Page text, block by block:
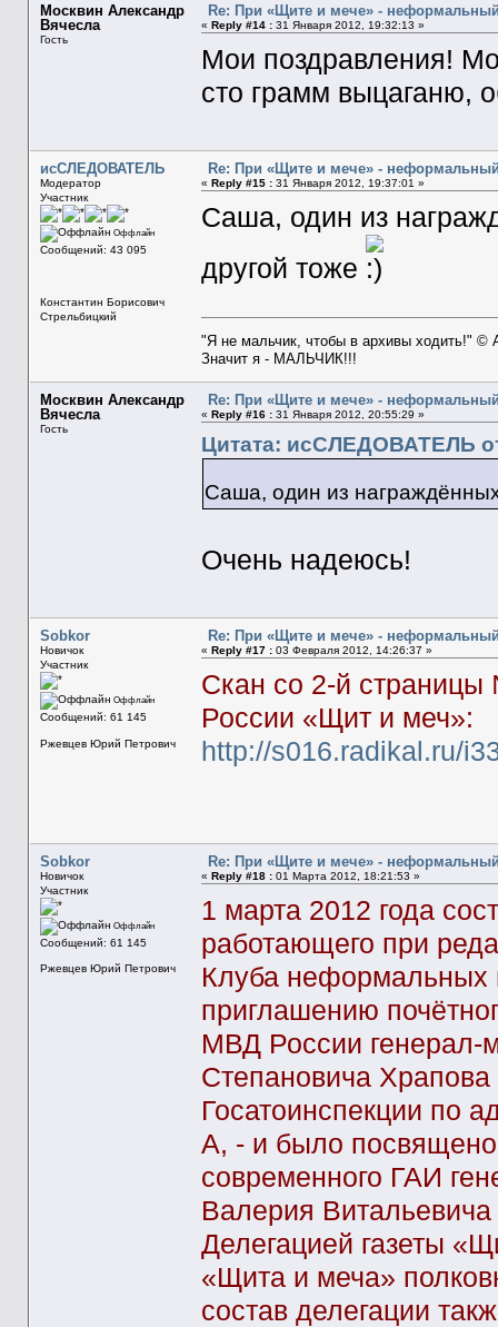
Москвин Александр
Вячесла
Гость
Re: При «Щите и мече» -
« Reply #14 :31 Января 2012, 19:32:13 »
Мои поздравления!
сто грамм выцаганю,
исСЛЕДОВАТЕЛЬ
Модератор
Участник
Оффлайн
Сообщений: 43 095
Константин Борисович
Стрельбицкий
Re: При «Щите и мече» -
« Reply #15 :31 Января 2012, 19:37:01 »
Саша, один из
другой тоже
"Я не мальчик, чтобы в архивы ходить!" ©
Значит я - МАЛЬЧИК!!!
Москвин Александр
Вячесла
Гость
Re: При «Щите и мече» -
« Reply #16 :31 Января 2012, 20:55:29 »
Цитата: исСЛЕДОВАТЕЛЬ
Саша, один из
Очень надеюсь!
Sobkor
Новичок
Участник
Оффлайн
Сообщений: 61 145
Ржевцев Юрий Петрович
Re: При «Щите и мече» -
« Reply #17 :03 Февраля 2012, 14:26:37 »
Cкан со 2-й
России «Щит и меч»:
http://s016.radikal.ru/
Sobkor
Новичок
Участник
Оффлайн
Сообщений: 61 145
Ржевцев Юрий Петрович
Re: При «Щите и мече» -
« Reply #18 :01 Марта 2012, 18:21:53 »
1 марта 2012 года
работающего при
Клуба неформальных
приглашению
МВД России генерал-
Степановича
Госатоинспекции по
А, - и было
современного ГАИ
Валерия
Делегацией газеты
«Щита и меча»
состав делегации